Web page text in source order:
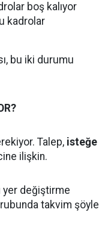
boş kalıyor
kadrolar
bu iki durumu
Talep, isteğe
ilişkin.
yer değiştirme
takvim şöyle